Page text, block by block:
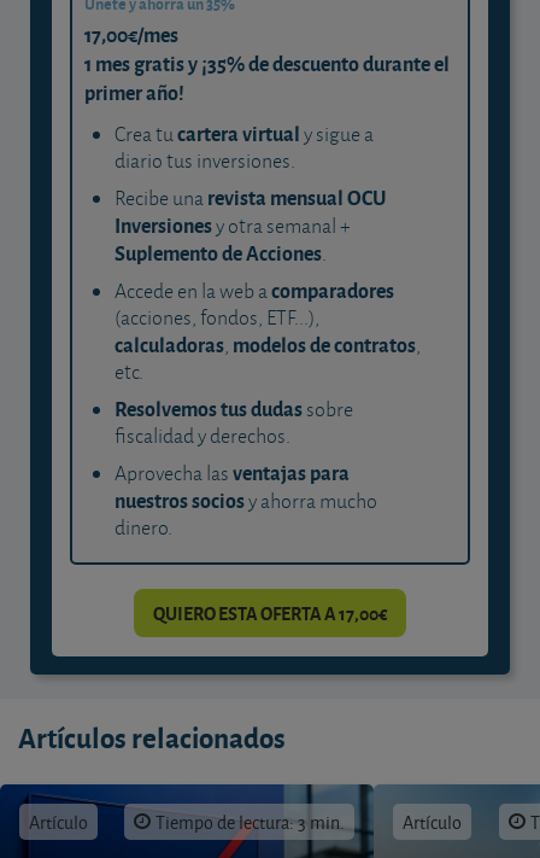
17,00€/mes
1 mes gratis y ¡35% de descuento durante el
primer año!
Crea tucartera virtualy sigue a
diario tus inversiones.
Recibe unarevista mensual OCU
Inversionesy otra semanal +
Suplemento de Acciones.
Accede en la web acomparadores
(acciones, fondos, ETF...),
calculadoras, modelos de contratos,
etc.
Resolvemos tus dudassobre
fiscalidad y derechos.
Aprovecha lasventajas para
nuestros sociosy ahorra mucho
dinero.
QUIERO ESTA OFERTA A 17,00€
Artículos relacionados
Artículo Tiempo de lectura: 3 min. Artículo